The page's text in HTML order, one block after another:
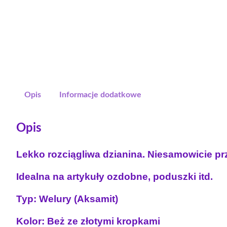
Opis
Informacje dodatkowe
Opis
Lekko rozciągliwa dzianina. Niesamowicie
Idealna na artykuły ozdobne, poduszki itd.
Typ: Welury (Aksamit)
Kolor: Beż ze złotymi kropkami